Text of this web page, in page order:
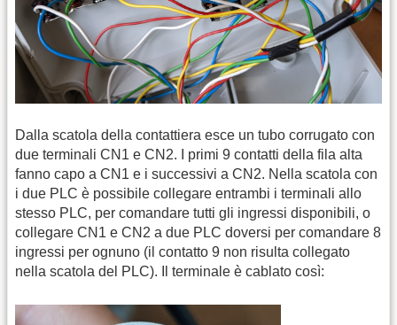
Dalla scatola della contattiera esce un tubo corrugato con
due terminali CN1 e CN2. I primi 9 contatti della fila alta
fanno capo a CN1 e i successivi a CN2. Nella scatola con
i due PLC è possibile collegare entrambi i terminali allo
stesso PLC, per comandare tutti gli ingressi disponibili, o
collegare CN1 e CN2 a due PLC doversi per comandare 8
ingressi per ognuno (il contatto 9 non risulta collegato
nella scatola del PLC). Il terminale è cablato così: